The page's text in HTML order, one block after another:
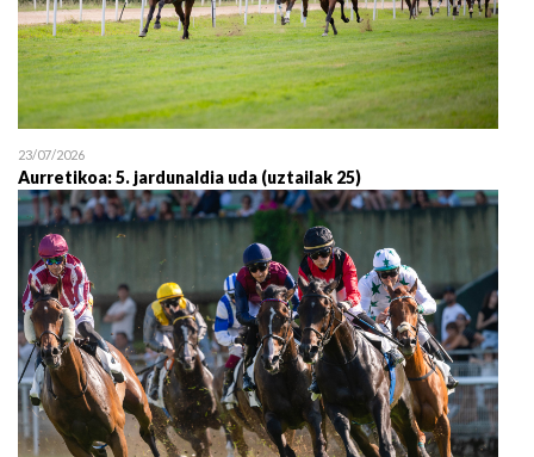
23/07/2026
Aurretikoa: 5. jardunaldia uda (uztailak 25)